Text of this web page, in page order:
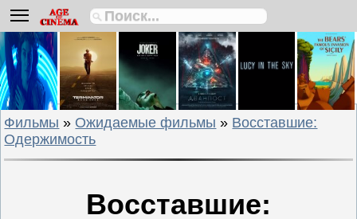
Биографии
Боевики
Вестерны
Военные
Детективы
Драмы
Фильмы » Ожидаемые фильмы » Восставшие:
Одержимость
Восставшие: